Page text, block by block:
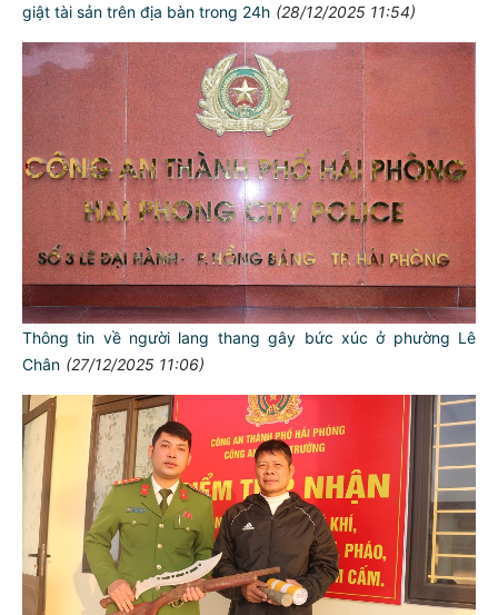
giật tài sản trên địa bàn trong 24h (28/12/2025 11:54)
Thông tin về người lang thang gây bức xúc ở phường Lê
Chân (27/12/2025 11:06)